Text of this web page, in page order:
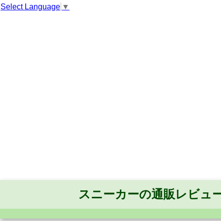
Select Language ▼
スニーカーの通販レビュ